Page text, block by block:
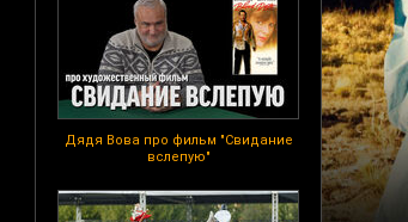
Дядя Вова про фильм "Свидание
вслепую"